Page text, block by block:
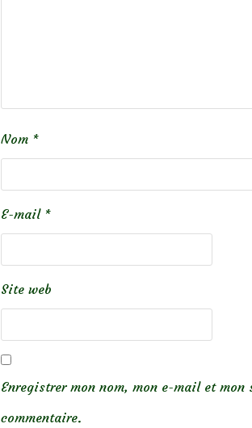
Nom *
E-mail *
Site web
Enregistrer mon nom, mon e-mail et
commentaire.